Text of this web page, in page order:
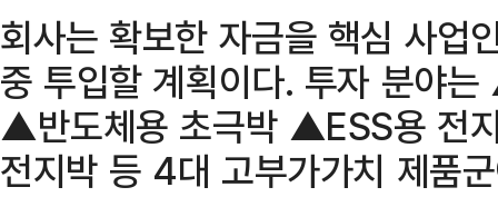
회사는 확보한 자금을 핵심 사업
중 투입할 계획이다. 투자 분야
▲반도체용 초극박 ▲ESS용 전
전지박 등 4대 고부가가치 제품